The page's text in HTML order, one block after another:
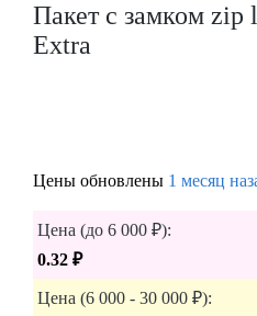
Пакет с замком
Extra
Цены обновлены 1 месяц
Цена (до 6 000 ₽):
0.32 ₽
Цена (6 000 - 30 000 ₽):